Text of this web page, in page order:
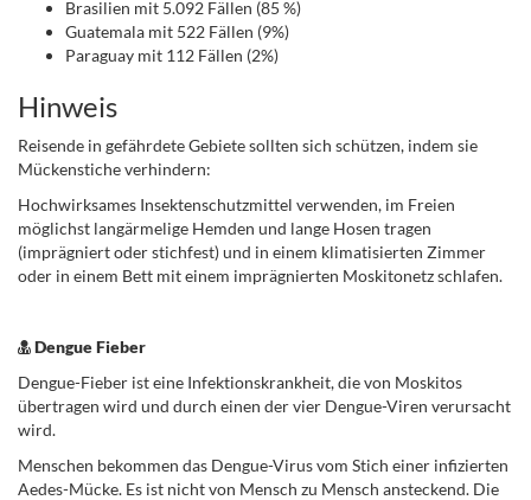
Brasilien mit 5.092 Fällen (85 %)
Guatemala mit 522 Fällen (9%)
Paraguay mit 112 Fällen (2%)
Hinweis
Reisende in gefährdete Gebiete sollten sich schützen, indem sie
Mückenstiche verhindern:
Hochwirksames Insektenschutzmittel verwenden, im Freien
möglichst langärmelige Hemden und lange Hosen tragen
(imprägniert oder stichfest) und in einem klimatisierten Zimmer
oder in einem Bett mit einem imprägnierten Moskitonetz schlafen.
Dengue Fieber
Dengue-Fieber ist eine Infektionskrankheit, die von Moskitos
übertragen wird und durch einen der vier Dengue-Viren verursacht
wird.
Menschen bekommen das Dengue-Virus vom Stich einer infizierten
Aedes-Mücke. Es ist nicht von Mensch zu Mensch ansteckend. Die